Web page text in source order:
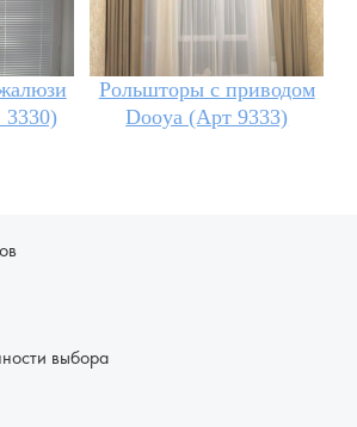
3330)
Рольшторы с приводом
Dooya (Арт 9333)
выбора